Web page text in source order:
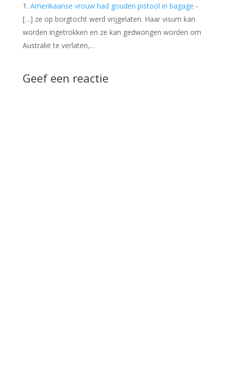
Amerikaanse vrouw had gouden pistool in bagage -
[…] ze op borgtocht werd vrijgelaten. Haar visum kan
worden ingetrokken en ze kan gedwongen worden om
Australië te verlaten,…
Geef een reactie